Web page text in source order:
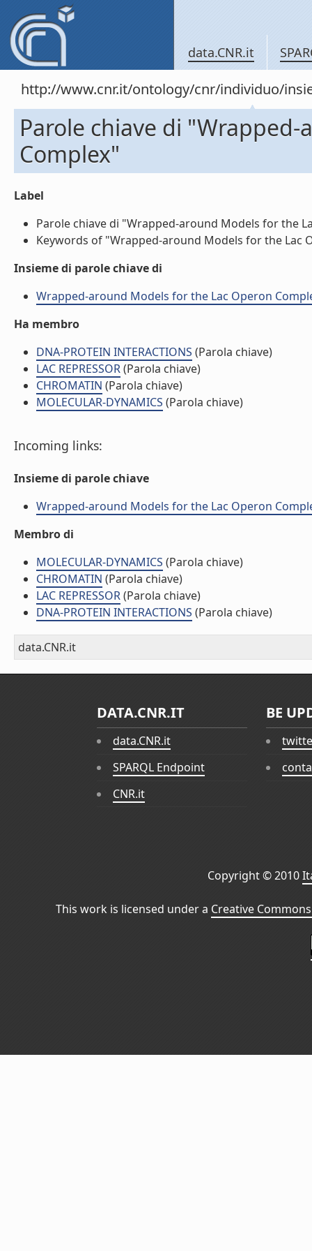
data.CNR.it
http://www.cnr.it/ontology/cnr/individuo/
Parole chiave di
Complex"
Label
Parole chiave di "Wrapped-around Models for the
Keywords of "Wrapped-around Models for the Lac
Insieme di parole chiave di
Wrapped-around Models for the Lac Operon
Ha membro
DNA-PROTEIN INTERACTIONS (Parola chiave)
LAC REPRESSOR(Parola chiave)
CHROMATIN (Parola chiave)
MOLECULAR-DYNAMICS (Parola chiave)
Incoming links:
Insieme di parole chiave
Wrapped-around Models for the Lac Operon
Membro di
MOLECULAR-DYNAMICS (Parola chiave)
CHROMATIN (Parola chiave)
LAC REPRESSOR(Parola chiave)
DNA-PROTEIN INTERACTIONS (Parola chiave)
data.CNR.it
DATA.CNR.IT
data.CNR.it
SPARQL Endpoint
CNR.it
BE
Copyright © 2010
This work is licensed under a Creative